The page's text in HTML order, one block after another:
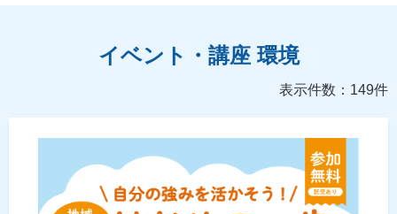
イベント・講座 環境
表示件数：149件